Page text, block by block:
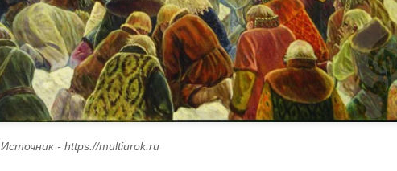
Источник - https://multiurok.ru